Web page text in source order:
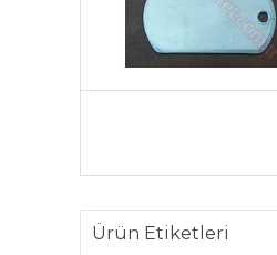
Ürün Etiketleri